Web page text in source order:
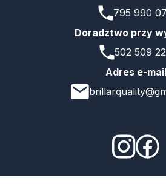
795 990
Doradztwo przy
502 509
Adres e-mail